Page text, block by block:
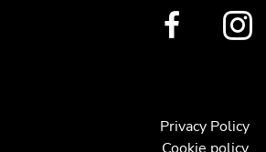
Privacy Policy